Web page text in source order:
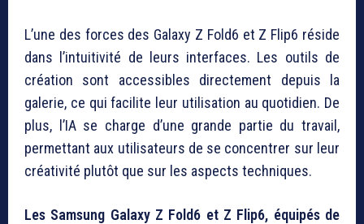
L’une des forces des Galaxy Z Fold6 et Z Flip6 réside
dans l’intuitivité de leurs interfaces. Les outils de
création sont accessibles directement depuis la
galerie, ce qui facilite leur utilisation au quotidien. De
plus, l’IA se charge d’une grande partie du travail,
permettant aux utilisateurs de se concentrer sur leur
créativité plutôt que sur les aspects techniques.
Les Samsung Galaxy Z Fold6 et Z Flip6, équipés de